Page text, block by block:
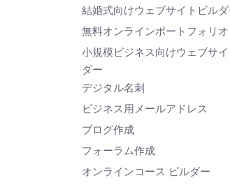
結婚式向けウェブサイトビル
無料オンラインポートフォリオ
小規模ビジネス向けウェブサ
ダー
デジタル名刺
ビジネス用メールアドレス
ブログ作成
フォーラム作成
オンラインコース ビルダー